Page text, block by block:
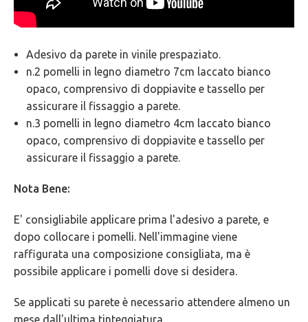
Adesivo da parete in vinile prespaziato.
n.2 pomelli in legno diametro 7cm laccato bianco
opaco, comprensivo di doppiavite e tassello per
assicurare il fissaggio a parete.
n.3 pomelli in legno diametro 4cm laccato bianco
opaco, comprensivo di doppiavite e tassello per
assicurare il fissaggio a parete.
Nota Bene:
E' consigliabile applicare prima l'adesivo a parete, e
dopo collocare i pomelli. Nell'immagine viene
raffigurata una composizione consigliata, ma è
possibile applicare i pomelli dove si desidera.
Se applicati su parete è necessario attendere almeno un
mese dall'ultima tinteggiatura.